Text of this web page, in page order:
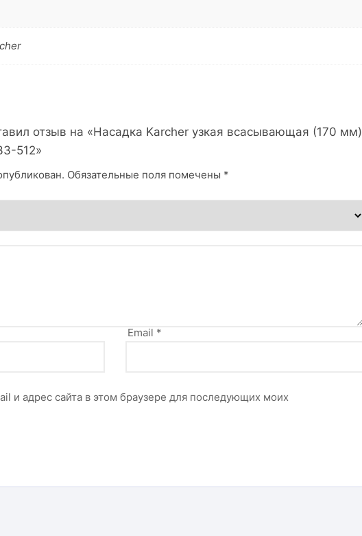
отзыв на «Насадка Karcher узкая всасывающая (170 мм)
512»
Обязательные поля помечены *
Email *
и адрес сайта в этом браузере для последующих моих